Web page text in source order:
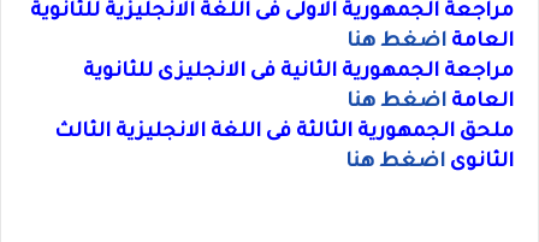
مراجعة الجمهورية الاولى فى اللغة الانجليزية للثانوية
العامة اضغط هنا
مراجعة الجمهورية الثانية فى الانجليزى للثانوية
العامة اضغط هنا
ملحق الجمهورية الثالثة فى اللغة الانجليزية الثالث
الثانوى اضغط هنا